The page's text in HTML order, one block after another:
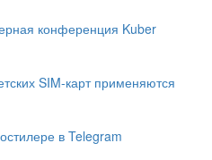
конференция Kuber
SIM-карт применяются
в Telegram